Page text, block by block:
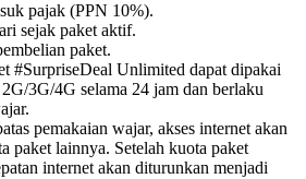
pajak (PPN 10%).
sejak paket aktif.
paket.
#SurpriseDeal Unlimited dapat dipakai
3G/4G selama 24 jam dan berlaku
pemakaian wajar, akses internet akan
paket lainnya. Setelah kuota paket
internet akan diturunkan menjadi